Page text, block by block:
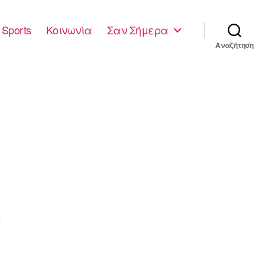
Sports Κοινωνία Σαν Σήμερα
Αναζήτηση